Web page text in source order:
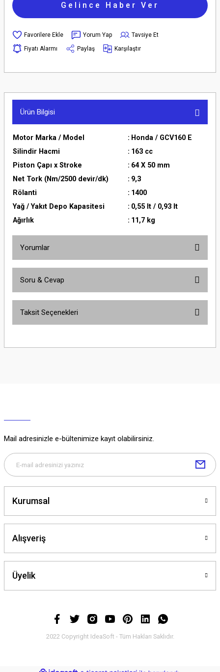
Gelince Haber Ver
Yorum Yap
Tavsiye Et
Fiyatı Alarmı
Paylaş Karşılaştır
Ürün Bilgisi
Motor Marka / Model : Honda / GCV160 E
Silindir Hacmi
: 163 cc
Piston Çapı x Stroke
: 64 X 50 mm
Net Tork (Nm/2500 devir/dk)
: 9,3
Rölanti
: 1400
Yağ / Yakıt Depo Kapasitesi
: 0,55 lt / 0,93 lt
Ağırlık
: 11,7 kg
Yorumlar
Soru & Cevap
Soru Sor
Taksit Seçenekleri
Mail adresinizle e-bültenimize kayıt olabilirsiniz.
Kurumsal
Alışveriş
Üyelik
2022 Copyright IdeaSoft - Tüm Hakları Saklıdır.